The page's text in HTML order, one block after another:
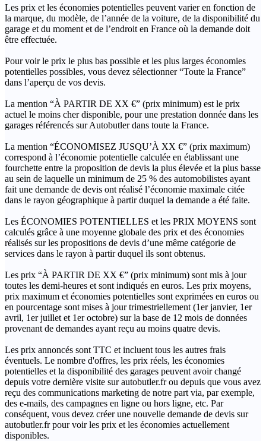
Les prix et les économies potentielles peuvent varier en fonction de
la marque, du modèle, de l’année de la voiture, de la disponibilité du
garage et du moment et de l’endroit en France où la demande doit
être effectuée.
Pour voir le prix le plus bas possible et les plus larges économies
potentielles possibles, vous devez sélectionner “Toute la France”
dans l’aperçu de vos devis.
La mention “À PARTIR DE XX €” (prix minimum) est le prix
actuel le moins cher disponible, pour une prestation donnée dans les
garages référencés sur Autobutler dans toute la France.
La mention “ÉCONOMISEZ JUSQU’À XX €” (prix maximum)
correspond à l’économie potentielle calculée en établissant une
fourchette entre la proposition de devis la plus élevée et la plus basse
au sein de laquelle un minimum de 25 % des automobilistes ayant
fait une demande de devis ont réalisé l’économie maximale citée
dans le rayon géographique à partir duquel la demande a été faite.
Les ÉCONOMIES POTENTIELLES et les PRIX MOYENS sont
calculés grâce à une moyenne globale des prix et des économies
réalisés sur les propositions de devis d’une même catégorie de
services dans le rayon à partir duquel ils sont obtenus.
Les prix “À PARTIR DE XX €” (prix minimum) sont mis à jour
toutes les demi-heures et sont indiqués en euros. Les prix moyens,
prix maximum et économies potentielles sont exprimées en euros ou
en pourcentage sont mises à jour trimestriellement (1er janvier, 1er
avril, 1er juillet et 1er octobre) sur la base de 12 mois de données
provenant de demandes ayant reçu au moins quatre devis.
Les prix annoncés sont TTC et incluent tous les autres frais
éventuels. Le nombre d'offres, les prix réels, les économies
potentielles et la disponibilité des garages peuvent avoir changé
depuis votre dernière visite sur autobutler.fr ou depuis que vous avez
reçu des communications marketing de notre part via, par exemple,
des e-mails, des campagnes en ligne ou hors ligne, etc. Par
conséquent, vous devez créer une nouvelle demande de devis sur
autobutler.fr pour voir les prix et les économies actuellement
disponibles.